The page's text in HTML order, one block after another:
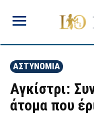
ΑΣΤΥΝΟΜΙΑ
Αγκίστρι:
άτομα που